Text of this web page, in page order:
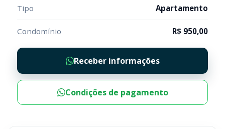
Tipo Apartamento
Condomínio R$ 950,00
Receber informações
Condições de pagamento